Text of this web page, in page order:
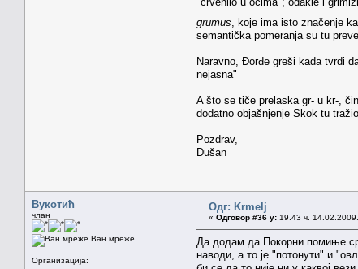
grumus , koje ima isto značenje
semantička pomeranja su tu
Naravno, Đorđe greši kada tvrdi
nejasna"
A što se tiče prelaska gr- u kr-,
dodatno objašnjenje Skok tu
Pozdrav,
Dušan
Вукотић
члан
Ван мреже
Организација:
Одг: Krmelj
« Одговор #36 у: 19.43 ч.
Да додам да Покорни помиње
наводи, а то је "потонути" и